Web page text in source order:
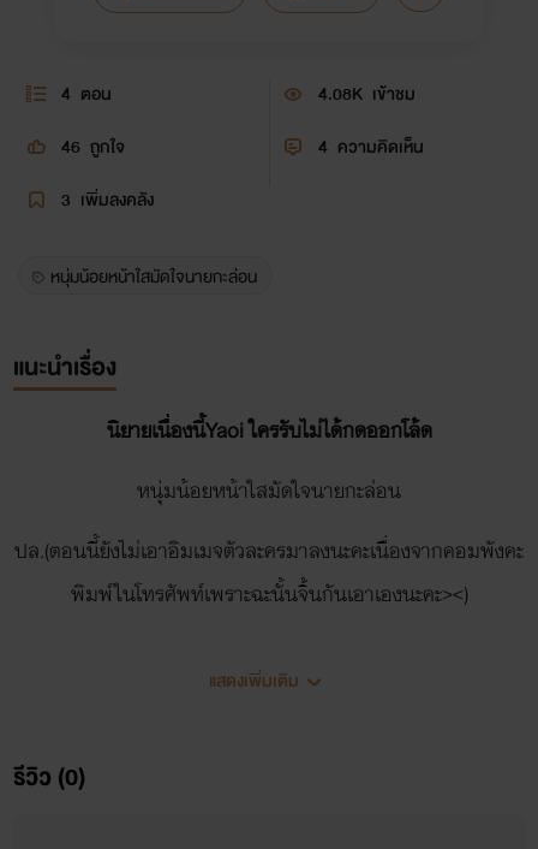
4 ตอน 4.08K เข้าชม
46 ถูกใจ 4 ความคิดเห็น
3 เพิ่มลงคลัง
หนุ่มน้อยหน้าใสมัดใจนายกะล่อน
แนะนำเรื่อง
นิยายเนื่องนี้Yaoi ใครรับไม่ได้กดออกโล้ด
หนุ่มน้อยหน้าใสมัดใจนายกะล่อน
ปล.(ตอนนี้ยังไม่เอาอิมเมจตัวละครมาลงนะคะเนื่องจากคอมพังคะ
พิมพ์ในโทรศัพท์เพราะฉะนั้นจิ้นกันเอาเองนะคะ><)
แสดงเพิ่มเติม
รีวิว (0)